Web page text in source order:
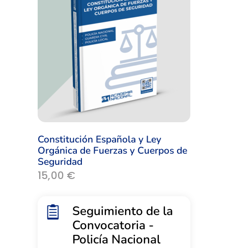
Constitución Española y Ley
Orgánica de Fuerzas y Cuerpos de
Seguridad
15,00 €
Seguimiento de la
Convocatoria -
Policía Nacional